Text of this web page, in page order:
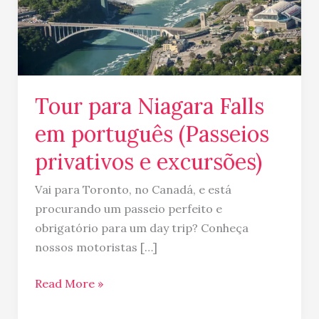
Tour para Niagara Falls
em português (Passeios
privativos e excursões)
Vai para Toronto, no Canadá, e está
procurando um passeio perfeito e
obrigatório para um day trip? Conheça
nossos motoristas […]
(Passeios
privativos
e
excursões)
Read More »